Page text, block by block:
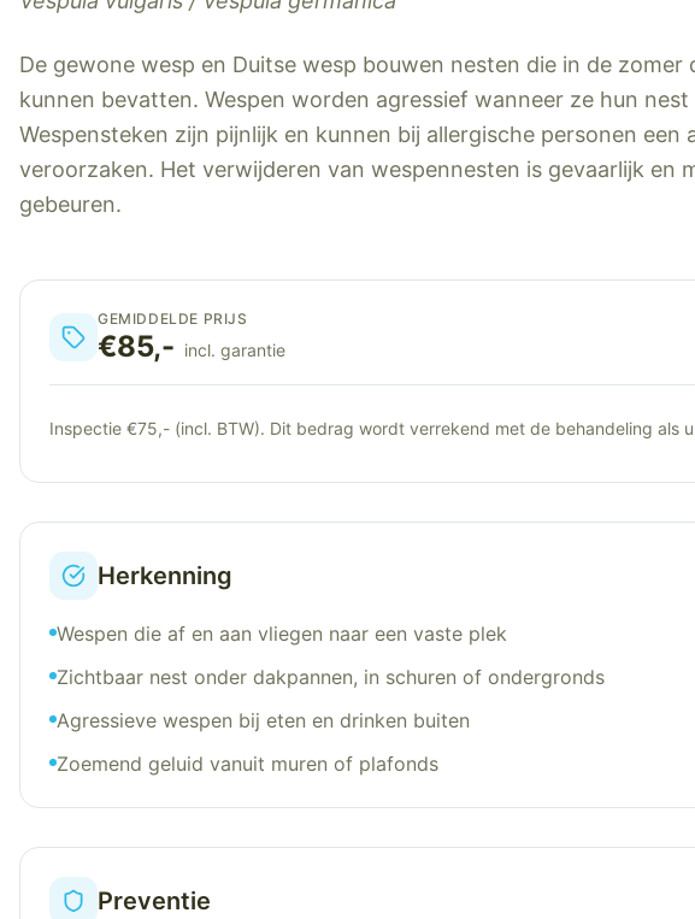
De gewone wesp en Duitse wesp bouwen nesten die in de zomer
kunnen bevatten. Wespen worden agressief wanneer ze hun
Wespensteken zijn pijnlijk en kunnen bij allergische personen een
veroorzaken. Het verwijderen van wespennesten is gevaarlijk en
gebeuren.
GEMIDDELDE PRIJS
€85,- incl. garantie
Inspectie €75,- (incl. BTW). Dit bedrag wordt verrekend met de behandeling als
Herkenning
Wespen die af en aan vliegen naar een vaste plek
Zichtbaar nest onder dakpannen, in schuren of ondergronds
Agressieve wespen bij eten en drinken buiten
Zoemend geluid vanuit muren of plafonds
Preventie